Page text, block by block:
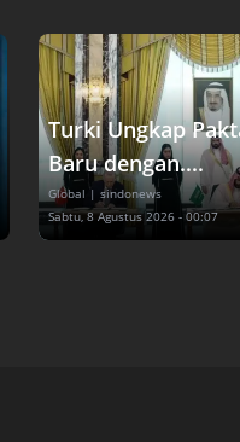
Turki Ungkap
Baru dengan....
Global | sindonews
Sabtu, 8 Agustus 2026 - 00:07